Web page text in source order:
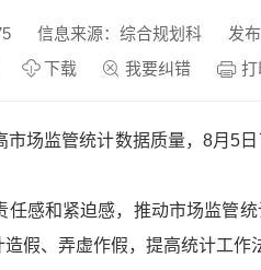
信息来源：综合规划科
发
下载 我要纠错 打
场监管统计数据质量，8月5
感和紧迫感，推动市场监管
假、弄虚作假，提高统计工作